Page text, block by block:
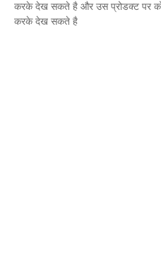
करके देख सकते है और उस प्रोडक्ट पर
करके देख सकते है